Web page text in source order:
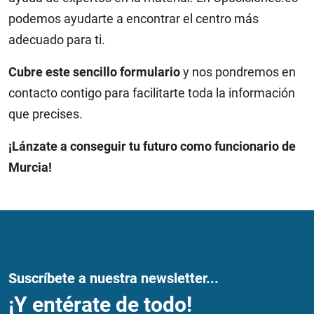
podemos ayudarte a encontrar el centro más
adecuado para ti.
Cubre este sencillo formularioy nos pondremos en
contacto contigo para facilitarte toda la información
que precises.
¡Lánzate a conseguir tu futuro como funcionario de
Murcia!
Suscríbete a nuestra newsletter...
¡Y entérate de todo!